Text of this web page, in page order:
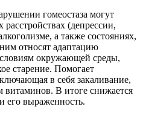
гомеостаза могут
(депрессии,
а также состояниях,
относят адаптацию
окружающей среды,
старение. Помогает
в себя закаливание,
В итоге снижается
его выраженность.